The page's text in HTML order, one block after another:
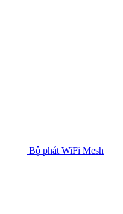
Bộ phát WiFi Mesh